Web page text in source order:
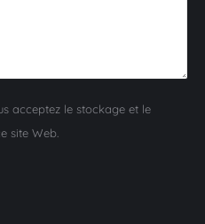
acceptez le stockage et le
site Web.